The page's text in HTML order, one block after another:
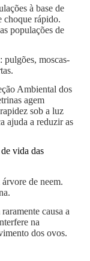
à base de
choque rápido.
populações de
pulgões, moscas-
Ambiental dos
agem
sob a luz
ajuda a reduzir as
vida das
de neem.
causa a
na
dos ovos.